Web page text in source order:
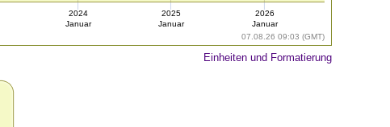
07.08.26 09:03 (GMT)
2024
Januar
2025
Januar
2026
Januar
Einheiten und Formatierung